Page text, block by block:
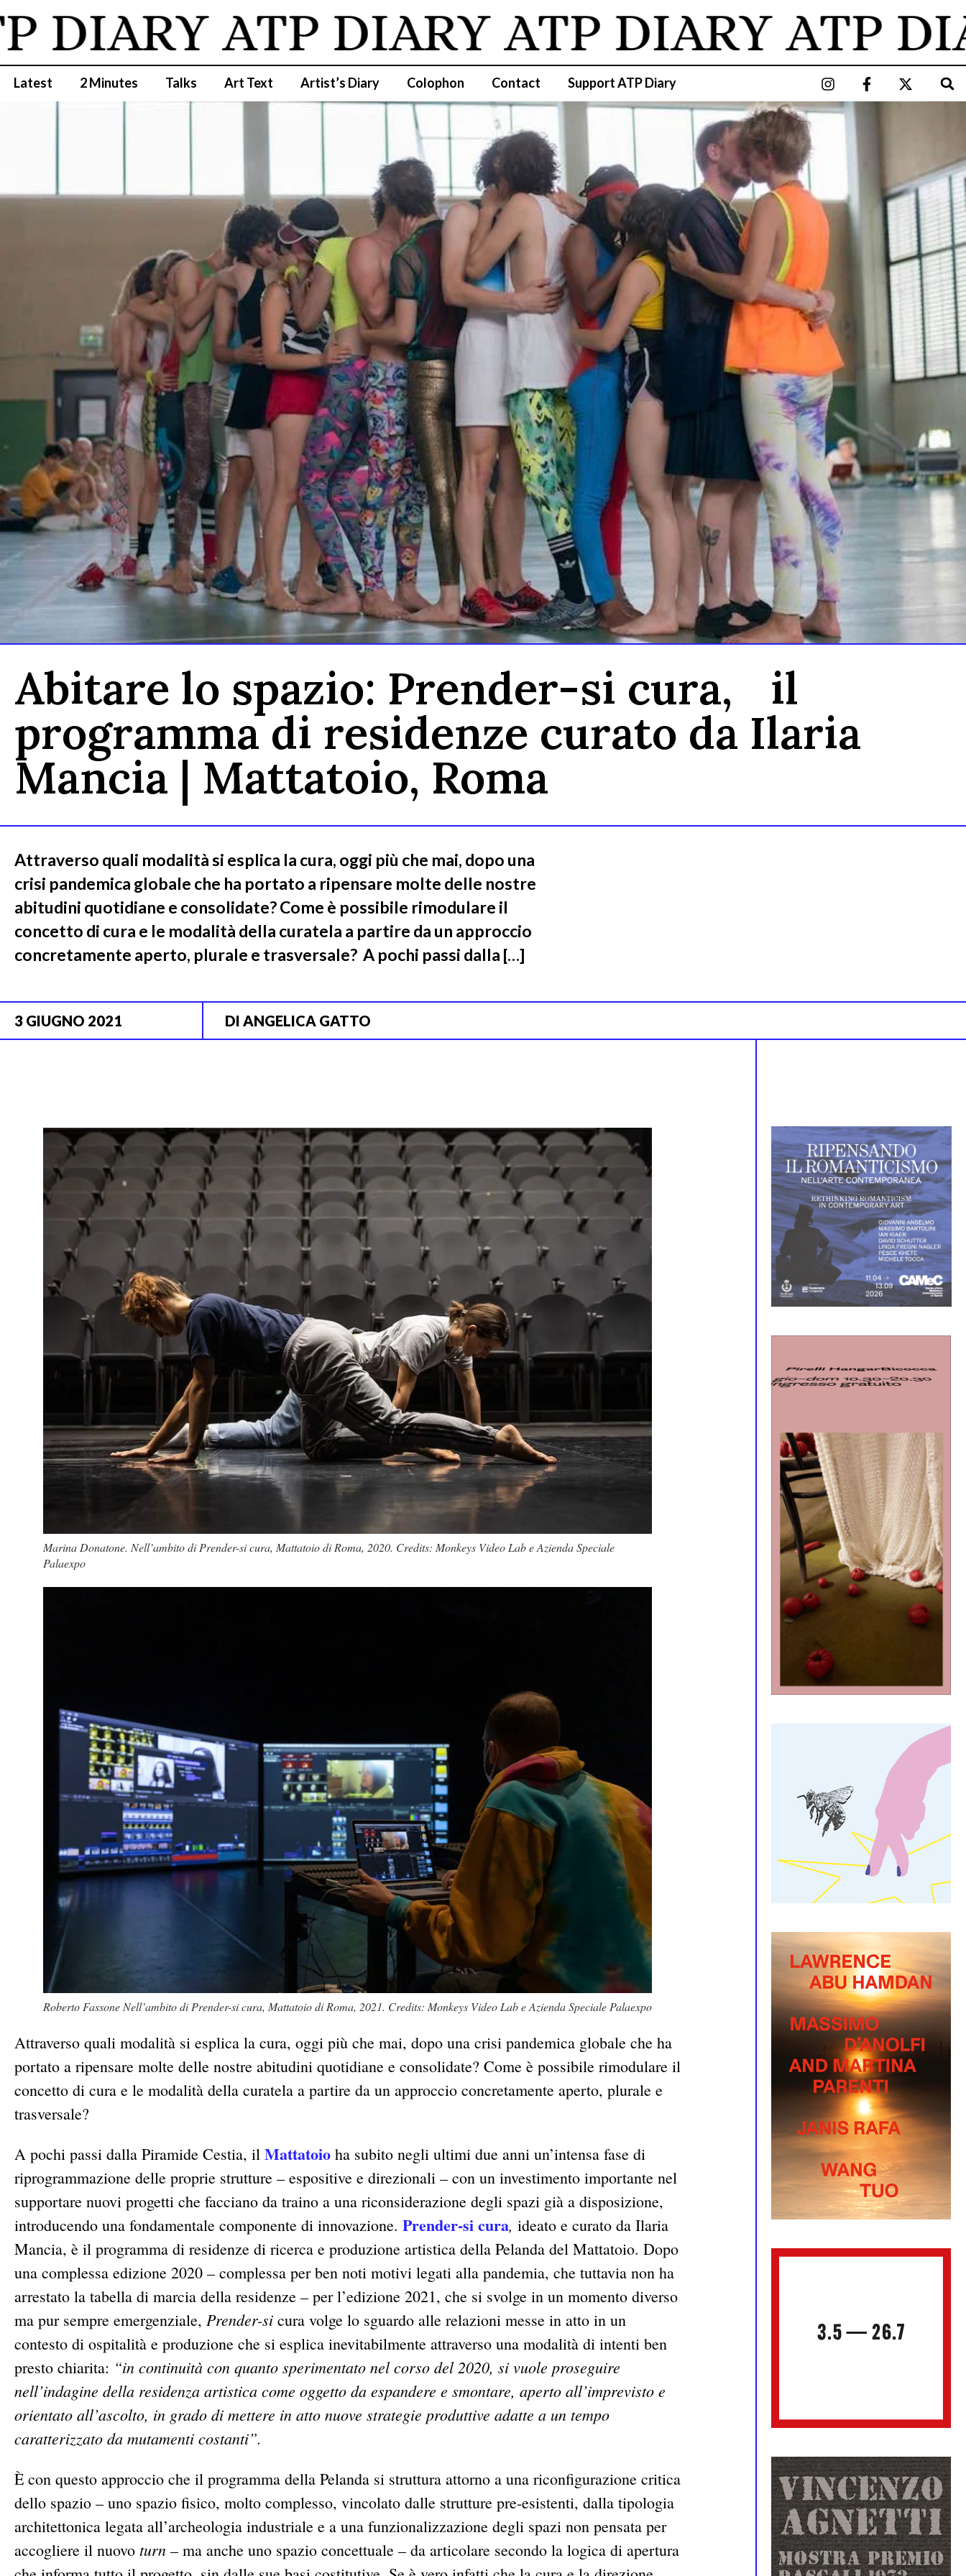
ATP DIARY ATP DIARY ATP
Latest 2 Minutes Talks Art Text Artist’s Diary Colophon Contact Support ATP Diary
Abitare lo spazio: Prender-si cura, il
programma di residenze curato da Ilaria
Mancia | Mattatoio, Roma
Attraverso quali modalità si esplica la cura, oggi più che mai, dopo una
crisi pandemica globale che ha portato a ripensare molte delle nostre
abitudini quotidiane e consolidate? Come è possibile rimodulare il
concetto di cura e le modalità della curatela a partire da un approccio
concretamente aperto, plurale e trasversale? A pochi passi dalla […]
3 GIUGNO 2021 DI ANGELICA GATTO
Marina Donatone. Nell’ambito di Prender-si cura, Mattatoio di Roma, 2020. Credits: Monkeys Video Lab e Azienda Speciale
Palaexpo
Roberto Fassone Nell’ambito di Prender-si cura, Mattatoio di Roma, 2021. Credits: Monkeys Video Lab e Azienda Speciale Palaexpo
Attraverso quali modalità si esplica la cura, oggi più che mai, dopo una crisi pandemica globale che ha
portato a ripensare molte delle nostre abitudini quotidiane e consolidate? Come è possibile rimodulare il
concetto di cura e le modalità della curatela a partire da un approccio concretamente aperto, plurale e
trasversale?
A pochi passi dalla Piramide Cestia, il Mattatoio ha subito negli ultimi due anni un’intensa fase di
riprogrammazione delle proprie strutture – espositive e direzionali – con un investimento importante nel
supportare nuovi progetti che facciano da traino a una riconsiderazione degli spazi già a disposizione,
introducendo una fondamentale componente di innovazione. Prender-si cura, ideato e curato da Ilaria
Mancia, è il programma di residenze di ricerca e produzione artistica della Pelanda del Mattatoio. Dopo
una complessa edizione 2020 – complessa per ben noti motivi legati alla pandemia, che tuttavia non ha
arrestato la tabella di marcia della residenze – per l’edizione 2021, che si svolge in un momento diverso
ma pur sempre emergenziale, Prender-si cura volge lo sguardo alle relazioni messe in atto in un
contesto di ospitalità e produzione che si esplica inevitabilmente attraverso una modalità di intenti ben
presto chiarita: “in continuità con quanto sperimentato nel corso del 2020, si vuole proseguire
nell’indagine della residenza artistica come oggetto da espandere e smontare, aperto all’imprevisto e
orientato all’ascolto, in grado di mettere in atto nuove strategie produttive adatte a un tempo
caratterizzato da mutamenti costanti”.
È con questo approccio che il programma della Pelanda si struttura attorno a una riconfigurazione critica
dello spazio – uno spazio fisico, molto complesso, vincolato dalle strutture pre-esistenti, dalla tipologia
architettonica legata all’archeologia industriale e a una funzionalizzazione degli spazi non pensata per
accogliere il nuovo turn – ma anche uno spazio concettuale – da articolare secondo la logica di apertura